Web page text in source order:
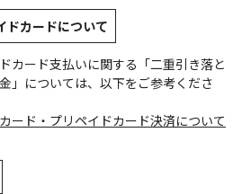
ドカードについて
カード支払いに関する「二重引き落と
」については、以下をご参考くださ
ード・プリペイドカード決済について